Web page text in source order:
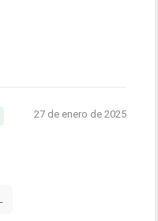
27 de enero de 2025